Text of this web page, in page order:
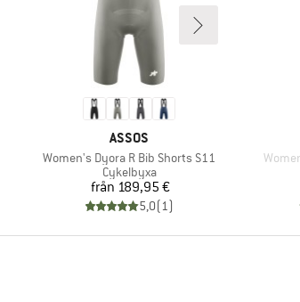
VARUMÄRKE
ASSOS
Produkter
Women's Dyora R Bib Shorts S11
Produktgrupp
Cykelbyxa
Pris
från 189,95 €
5,0(1)